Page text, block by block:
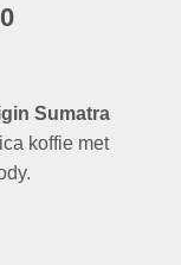
Sumatra
koffie met